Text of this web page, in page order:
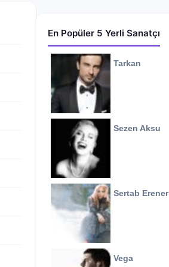
En Popüler 5 Yerli Sanatçı
Tarkan
Sezen Aksu
Sertab Erener
Vega